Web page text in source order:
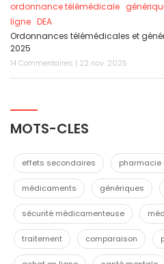
ordonnance télémédicale
ligne DEA
Ordonnances télémédicales et
2025
14 Commentaires | 22 nov. 2025
MOTS-CLES
effets secondaires pharmacie
médicaments génériques
sécurité médicamenteuse
traitement comparaison